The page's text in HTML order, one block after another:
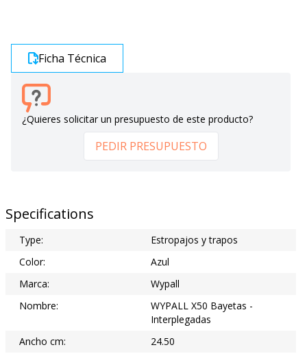
Ficha Técnica
¿Quieres solicitar un presupuesto de este producto?
PEDIR PRESUPUESTO
Specifications
Type:
Estropajos y trapos
Color:
Azul
Marca:
Wypall
Nombre:
WYPALL X50 Bayetas -
Interplegadas
Ancho cm:
24.50